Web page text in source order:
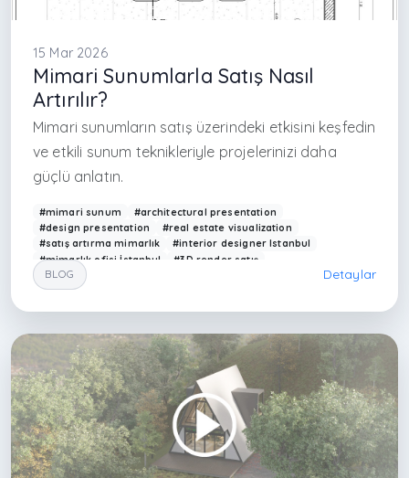
15 Mar 2026
Mimari Sunumlarla Satış Nasıl
Artırılır?
Mimari sunumların satış üzerindeki etkisini keşfedin
ve etkili sunum teknikleriyle projelerinizi daha
güçlü anlatın.
#mimari sunum
#architectural presentation
#design presentation
#real estate visualization
#satış artırma mimarlık
#interior designer Istanbul
#mimarlık ofisi İstanbul
#3D render satış
#proje sunum teknikleri
#visualization sales
#project presentation design
#render satış etkisi
#design communication
#architecture marketing
BLOG Detaylar